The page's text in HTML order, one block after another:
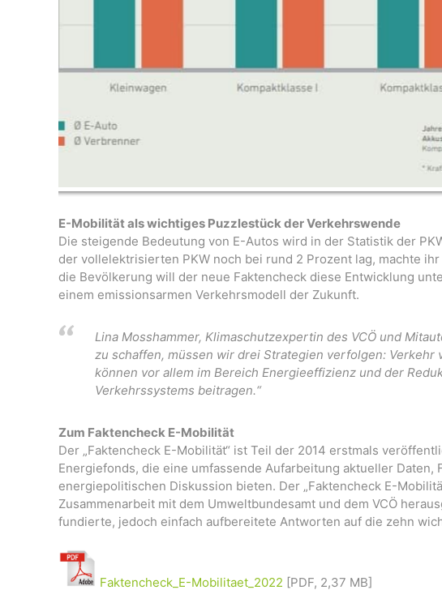
E-Mobilität als wichtiges Puzzlestück der Verkehrswende
Die steigende Bedeutung von E-Autos wird in der Statistik der
der vollelektrisierten PKW noch bei rund 2 Prozent lag, machte
die Bevölkerung will der neue Faktencheck diese Entwicklung
einem emissionsarmen Verkehrsmodell der Zukunft.
Lina Mosshammer, Klimaschutzexpertin des VCÖ und
zu schaffen, müssen wir drei Strategien verfolgen:
können vor allem im Bereich Energieeffizienz und der
Verkehrssystems beitragen.“
Zum Faktencheck E-Mobilität
Der „Faktencheck E-Mobilität“ ist Teil der 2014 erstmals
Energiefonds, die eine umfassende Aufarbeitung aktueller Daten,
energiepolitischen Diskussion bieten. Der „Faktencheck E-
Zusammenarbeit mit dem Umweltbundesamt und dem VCÖ
fundierte, jedoch einfach aufbereitete Antworten auf die zehn
Faktencheck_E-Mobilitaet_2022 [PDF, 2,37 MB]